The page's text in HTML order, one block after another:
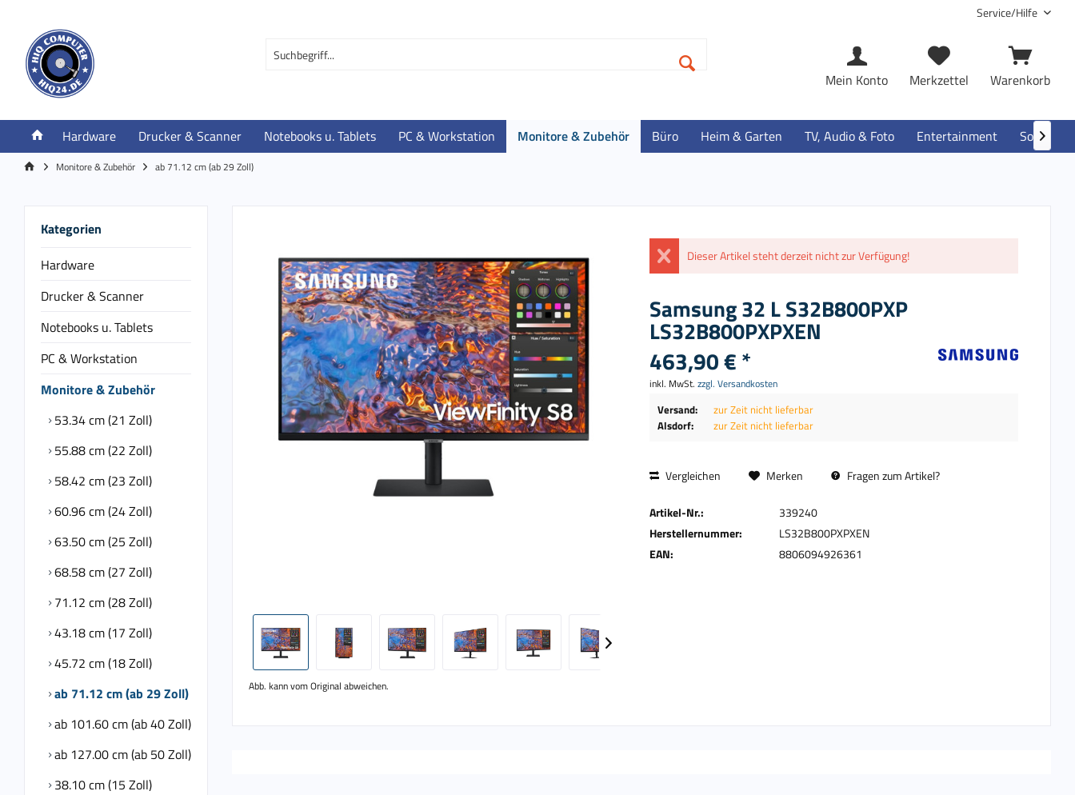
Service/Hilfe
Warenkorb
Merkzettel
Mein Konto
Hardware Drucker & Scanner Notebooks u. Tablets PC & Workstation Monitore & Zubehör Büro Heim & Garten TV, Audio & Foto Entertainment Software

Monitore & Zubehör ab 71.12 cm (ab 29 Zoll)
Kategorien
Hardware
Drucker & Scanner
Notebooks u. Tablets
PC & Workstation
Monitore & Zubehör
53.34 cm (21 Zoll)
55.88 cm (22 Zoll)
58.42 cm (23 Zoll)
60.96 cm (24 Zoll)
63.50 cm (25 Zoll)
68.58 cm (27 Zoll)
71.12 cm (28 Zoll)
43.18 cm (17 Zoll)
45.72 cm (18 Zoll)
ab 71.12 cm (ab 29 Zoll)
ab 101.60 cm (ab 40 Zoll)
ab 127.00 cm (ab 50 Zoll)
38.10 cm (15 Zoll)
Abb. kann vom Original abweichen.
Dieser Artikel steht derzeit nicht zur Verfügung!
Samsung 32 L S32B800PXP
LS32B800PXPXEN
463,90 € *
inkl. MwSt. zzgl. Versandkosten
Versand:
zur Zeit nicht lieferbar
Alsdorf:
zur Zeit nicht lieferbar
Vergleichen Merken Fragen zum Artikel?
Artikel-Nr.:
339240
Herstellernummer:
LS32B800PXPXEN
EAN:
8806094926361